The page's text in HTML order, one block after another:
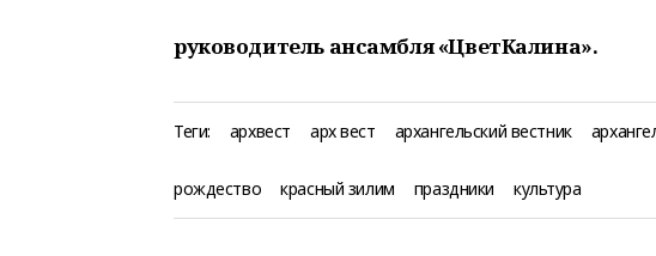
руководитель ансамбля «ЦветКалина».
Теги: архвест арх вест архангельский вестник
рождество красный зилим праздники культура